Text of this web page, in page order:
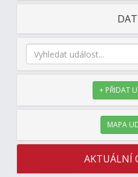
+ PŘIDAT
MAPA
AKTUÁLNÍ